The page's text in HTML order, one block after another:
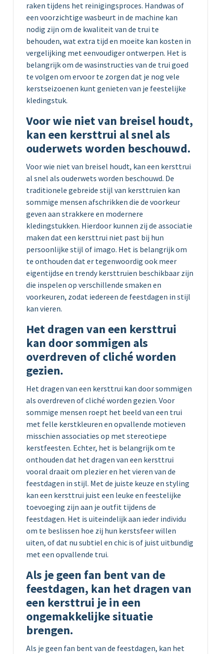
raken tijdens het reinigingsproces. Handwas of
een voorzichtige wasbeurt in de machine kan
nodig zijn om de kwaliteit van de trui te
behouden, wat extra tijd en moeite kan kosten in
vergelijking met eenvoudiger ontwerpen. Het is
belangrijk om de wasinstructies van de trui goed
te volgen om ervoor te zorgen dat je nog vele
kerstseizoenen kunt genieten van je feestelijke
kledingstuk.
Voor wie niet van breisel houdt,
kan een kersttrui al snel als
ouderwets worden beschouwd.
Voor wie niet van breisel houdt, kan een kersttrui
al snel als ouderwets worden beschouwd. De
traditionele gebreide stijl van kersttruien kan
sommige mensen afschrikken die de voorkeur
geven aan strakkere en modernere
kledingstukken. Hierdoor kunnen zij de associatie
maken dat een kersttrui niet past bij hun
persoonlijke stijl of imago. Het is belangrijk om
te onthouden dat er tegenwoordig ook meer
eigentijdse en trendy kersttruien beschikbaar zijn
die inspelen op verschillende smaken en
voorkeuren, zodat iedereen de feestdagen in stijl
kan vieren.
Het dragen van een kersttrui
kan door sommigen als
overdreven of cliché worden
gezien.
Het dragen van een kersttrui kan door sommigen
als overdreven of cliché worden gezien. Voor
sommige mensen roept het beeld van een trui
met felle kerstkleuren en opvallende motieven
misschien associaties op met stereotiepe
kerstfeesten. Echter, het is belangrijk om te
onthouden dat het dragen van een kersttrui
vooral draait om plezier en het vieren van de
feestdagen in stijl. Met de juiste keuze en styling
kan een kersttrui juist een leuke en feestelijke
toevoeging zijn aan je outfit tijdens de
feestdagen. Het is uiteindelijk aan ieder individu
om te beslissen hoe zij hun kerstsfeer willen
uiten, of dat nu subtiel en chic is of juist uitbundig
met een opvallende trui.
Als je geen fan bent van de
feestdagen, kan het dragen van
een kersttrui je in een
ongemakkelijke situatie
brengen.
Als je geen fan bent van de feestdagen, kan het